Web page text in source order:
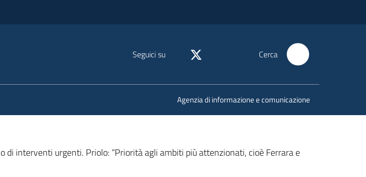
Seguici su Cerca
Agenzia di informazione e comunicazione
di interventi urgenti. Priolo: “Priorità agli ambiti più attenzionati, cioè Ferrara e